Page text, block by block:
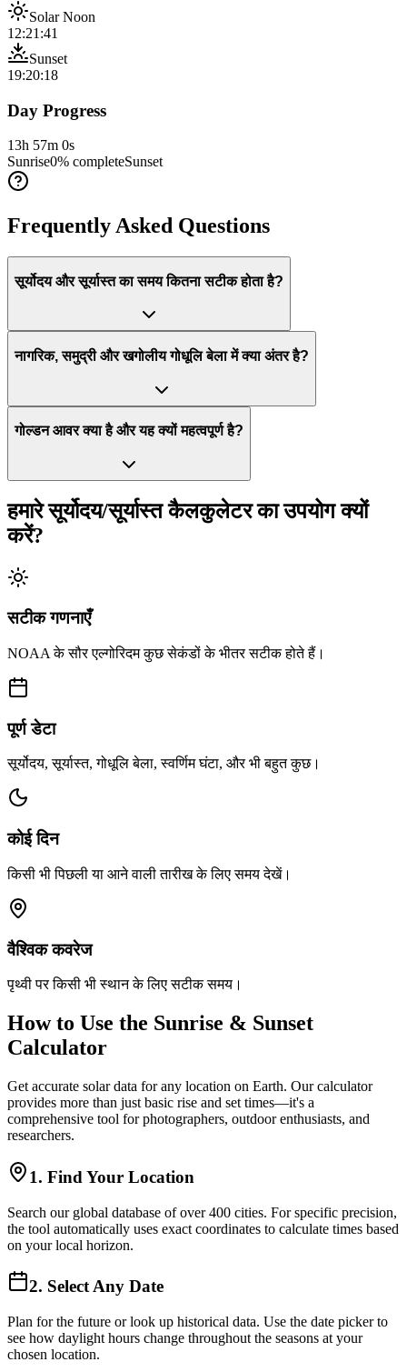
Solar Noon
12:21:41
Sunset
19:20:18
Day Progress
13h 57m 0s
Sunrise0% completeSunset
Frequently Asked Questions
सूर्योदय और सूर्यास्त का समय कितना सटीक होता है?
नागरिक, समुद्री और खगोलीय गोधूलि बेला में क्या अंतर है?
गोल्डन आवर क्या है और यह क्यों महत्वपूर्ण है?
हमारे सूर्योदय/सूर्यास्त कैलकुलेटर का उपयोग क्यों
करें?
सटीक गणनाएँ
NOAA के सौर एल्गोरिदम कुछ सेकंडों के भीतर सटीक होते हैं।
पूर्ण डेटा
सूर्योदय, सूर्यास्त, गोधूलि बेला, स्वर्णिम घंटा, और भी बहुत कुछ।
कोई दिन
किसी भी पिछली या आने वाली तारीख के लिए समय देखें।
वैश्विक कवरेज
पृथ्वी पर किसी भी स्थान के लिए सटीक समय।
How to Use the Sunrise & Sunset
Calculator
Get accurate solar data for any location on Earth. Our calculator
provides more than just basic rise and set times—it's a
comprehensive tool for photographers, outdoor enthusiasts, and
researchers.
1. Find Your Location
Search our global database of over 400 cities. For specific precision,
the tool automatically uses exact coordinates to calculate times based
on your local horizon.
2. Select Any Date
Plan for the future or look up historical data. Use the date picker to
see how daylight hours change throughout the seasons at your
chosen location.